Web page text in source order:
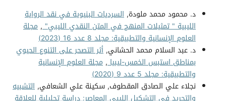
د. محمود محمد ملودة, السرديات البنيوية في نقد الرواية
الليبية " تمثيلات المنهج في المتن النقدي الليبي", مجلة
العلوم الإنسانية والتطبيقية: مجلد 8 عدد 16 (2023)
د. عبد السلام محمد الحشاني, أثر التصحر على التنوع الحيوي
بمناطق استبس الخمس-ليبيا, مجلة العلوم الإنسانية
والتطبيقية: مجلد 5 عدد 9 (2020)
نجلاء علي الصادق المقطوف, سكينة علي الشعافي, التشبيه
والتجريد في التشكيل الليبي المعاصر: دراسة تحليلية للعلاقة